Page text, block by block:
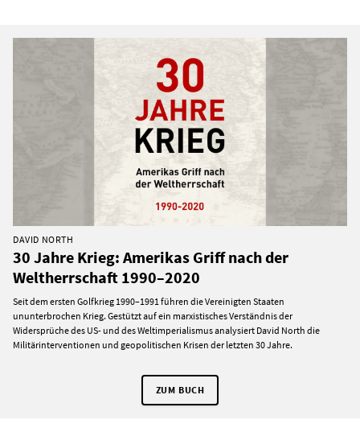
DAVID NORTH
30 Jahre Krieg: Amerikas Griff nach der
Weltherrschaft 1990–2020
Seit dem ersten Golfkrieg 1990–1991 führen die Vereinigten Staaten
ununterbrochen Krieg. Gestützt auf ein marxistisches Verständnis der
Widersprüche des US- und des Weltimperialismus analysiert David North die
Militärinterventionen und geopolitischen Krisen der letzten 30 Jahre.
ZUM BUCH